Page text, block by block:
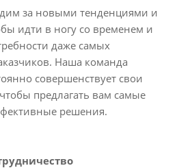
за новыми тенденциями и
идти в ногу со временем и
даже самых
Наша команда
совершенствует свои
предлагать вам самые
решения.